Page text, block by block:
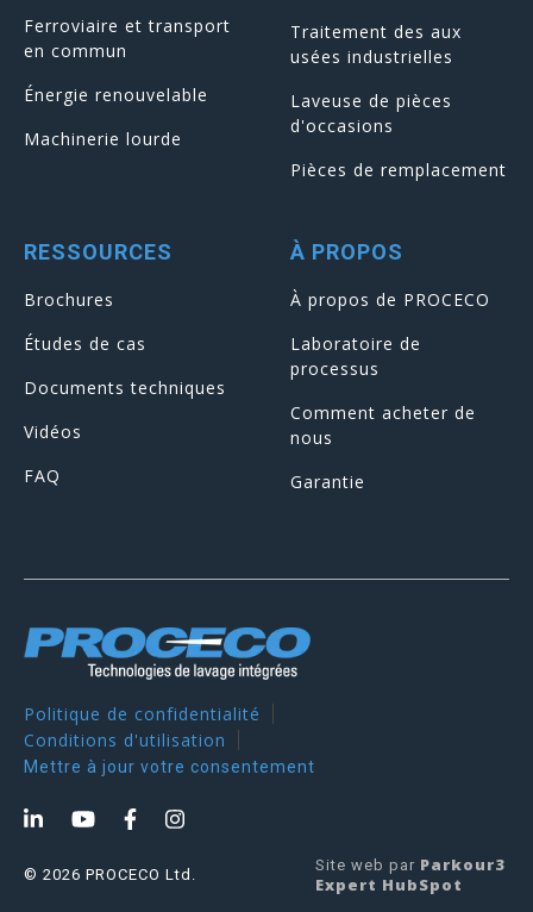
Ferroviaire et transport
en commun
Énergie renouvelable
Machinerie lourde
Traitement des aux
usées industrielles
Laveuse de pièces
d'occasions
Pièces de remplacement
RESSOURCES
Brochures
Études de cas
Documents techniques
Vidéos
FAQ
À PROPOS
À propos de PROCECO
Laboratoire de
processus
Comment acheter de
nous
Garantie
Politique de confidentialité
Conditions d'utilisation
Mettre à jour votre consentement
© 2026 PROCECO Ltd.
Site web par Parkour3
Expert HubSpot